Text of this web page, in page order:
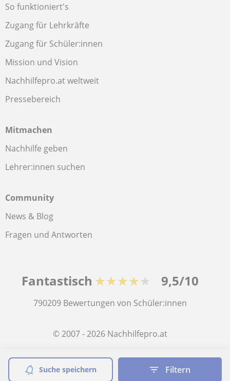
Suche speichern Filtern
So funktioniert's
Zugang für Lehrkräfte
Zugang für Schüler:innen
Mission und Vision
Nachhilfepro.at weltweit
Pressebereich
Mitmachen
Nachhilfe geben
Lehrer:innen suchen
Community
News & Blog
Fragen und Antworten
Fantastisch ★★★★★ 9,5/10
790209 Bewertungen von Schüler:innen
© 2007 - 2026 Nachhilfepro.at
Sitemap:Private Lehrkräfte